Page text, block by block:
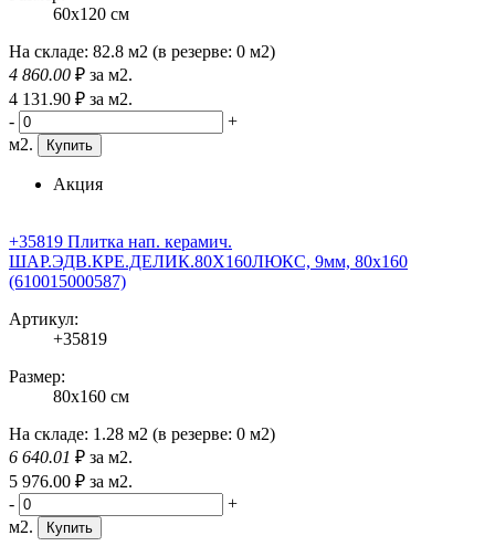
60x120 см
На складе: 82.8 м2 (в резерве: 0 м2)
4 860.00 ₽ за м2.
4 131 .90 ₽ за м2.
-
+
м2.
Купить
Акция
+35819 Плитка нап. керамич.
ШАР.ЭДВ.КРЕ.ДЕЛИК.80X160ЛЮКС, 9мм, 80x160
(610015000587)
Артикул:
+35819
Размер:
80x160 см
На складе: 1.28 м2 (в резерве: 0 м2)
6 640.01 ₽ за м2.
5 976.00 ₽ за м2.
-
+
м2.
Купить